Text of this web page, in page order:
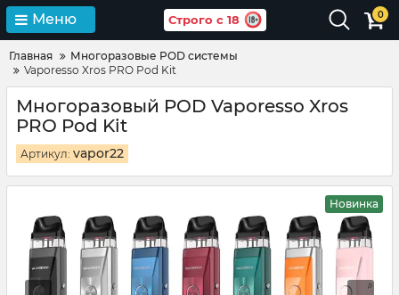
Меню Строго с 18 0
Главная
Многоразовые POD системы
Vaporesso Xros PRO Pod Kit
Многоразовый POD Vaporesso Xros
PRO Pod Kit
Артикул: vapor22
Новинка